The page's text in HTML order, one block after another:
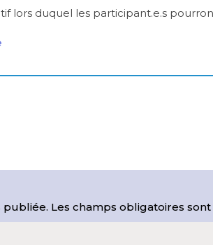
lors duquel les participant.e.s
publiée. Les champs obligatoires